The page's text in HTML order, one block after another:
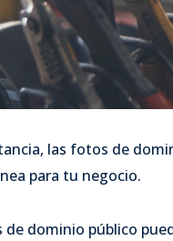
las fotos de
para tu negocio.
de dominio público